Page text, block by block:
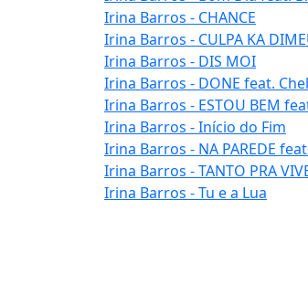
Irina Barros - CHANCE
Irina Barros - CULPA KA
Irina Barros - DIS MOI
Irina Barros - DONE feat.
Irina Barros - ESTOU BEM
Irina Barros - Início do Fim
Irina Barros - NA PAREDE
Irina Barros - TANTO PRA
Irina Barros - Tu e a Lua